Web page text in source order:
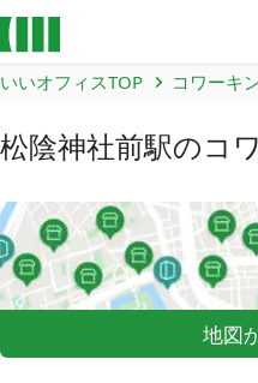
よくあるご質問
法人での利用
いいオフィス（コワーキ
いいオフィスTOP コワーキ
松陰神社前駅のコ
地図